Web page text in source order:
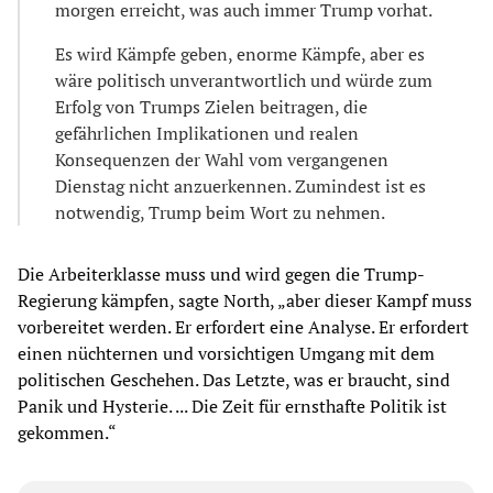
morgen erreicht, was auch immer Trump vorhat.
Es wird Kämpfe geben, enorme Kämpfe, aber es
wäre politisch unverantwortlich und würde zum
Erfolg von Trumps Zielen beitragen, die
gefährlichen Implikationen und realen
Konsequenzen der Wahl vom vergangenen
Dienstag nicht anzuerkennen. Zumindest ist es
notwendig, Trump beim Wort zu nehmen.
Die Arbeiterklasse muss und wird gegen die Trump-
Regierung kämpfen, sagte North, „aber dieser Kampf muss
vorbereitet werden. Er erfordert eine Analyse. Er erfordert
einen nüchternen und vorsichtigen Umgang mit dem
politischen Geschehen. Das Letzte, was er braucht, sind
Panik und Hysterie. ... Die Zeit für ernsthafte Politik ist
gekommen.“